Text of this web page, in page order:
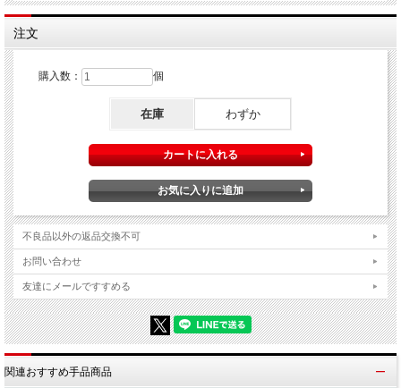
・「ハトを出します。」と言って出てきたのはハート。
などなど、色々なアイディアでお使いください！
注文
購入数： 個
在庫 わずか
不良品以外の返品交換不可
お問い合わせ
友達にメールですすめる
関連おすすめ手品商品